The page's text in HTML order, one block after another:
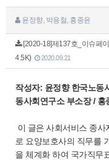
윤정향, 박용철, 홍종윤
[2020-18]제137호_이슈페
4.5K)
2020.09.21
작성자: 윤정향 한국노동
동사회연구소 부소장 / 홍
이 글은 사회서비스 종
로 요양보호사의 직무를
을 체계화 하여 국가직무